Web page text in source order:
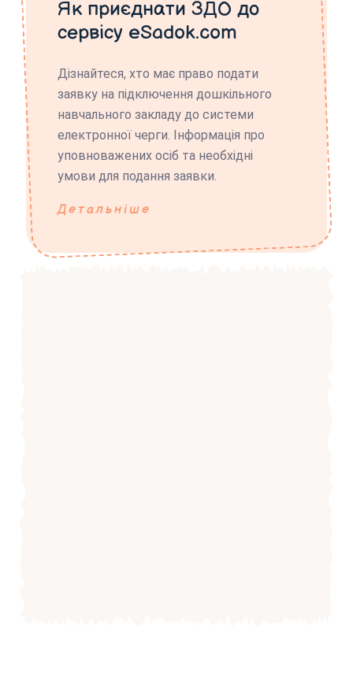
Як приєднати ЗДО до
сервісу eSadok.com
Дізнайтеся, хто має право подати
заявку на підключення дошкільного
навчального закладу до системи
електронної черги. Інформація про
уповноважених осіб та необхідні
умови для подання заявки.
Детальніше